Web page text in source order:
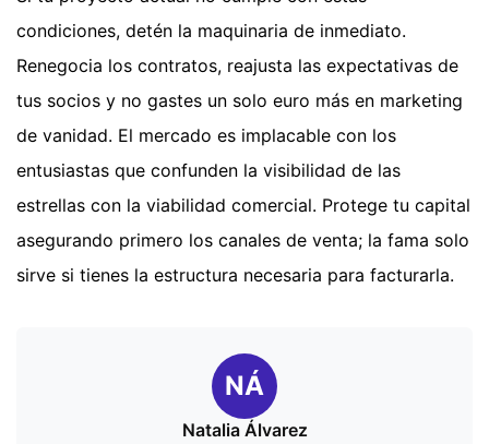
condiciones, detén la maquinaria de inmediato.
Renegocia los contratos, reajusta las expectativas de
tus socios y no gastes un solo euro más en marketing
de vanidad. El mercado es implacable con los
entusiastas que confunden la visibilidad de las
estrellas con la viabilidad comercial. Protege tu capital
asegurando primero los canales de venta; la fama solo
sirve si tienes la estructura necesaria para facturarla.
NÁ
Natalia Álvarez